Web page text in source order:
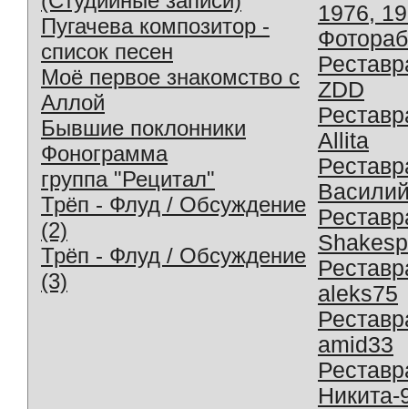
Пугачева композитор -
список песен
Моё первое знакомство с
Аллой
Бывшие поклонники
Фонограмма
группа "Рецитал"
Трёп - Флуд / Обсуждение
(2)
Трёп - Флуд / Обсуждение
(3)
1976,
ZDD
Allita
aleks75
amid33
Никита-